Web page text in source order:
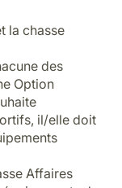
la chasse
des
Option
il/elle doit
Affaires